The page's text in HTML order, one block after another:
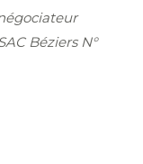
Béziers N°